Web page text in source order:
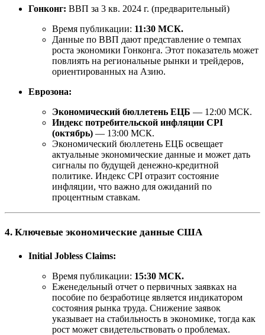
Гонконг: ВВП за 3 кв. 2024 г. (предварительный)
Время публикации: 11:30 МСК.
Данные по ВВП дают представление о темпах
роста экономики Гонконга. Этот показатель может
повлиять на региональные рынки и трейдеров,
ориентированных на Азию.
Еврозона:
Экономический бюллетень ЕЦБ — 12:00 МСК.
Индекс потребительской инфляции CPI
(октябрь) — 13:00 МСК.
Экономический бюллетень ЕЦБ освещает
актуальные экономические данные и может дать
сигналы по будущей денежно-кредитной
политике. Индекс CPI отразит состояние
инфляции, что важно для ожиданий по
процентным ставкам.
4. Ключевые экономические данные США
Initial Jobless Claims:
Время публикации: 15:30 МСК.
Еженедельный отчет о первичных заявках на
пособие по безработице является индикатором
состояния рынка труда. Снижение заявок
указывает на стабильность в экономике, тогда как
рост может свидетельствовать о проблемах.